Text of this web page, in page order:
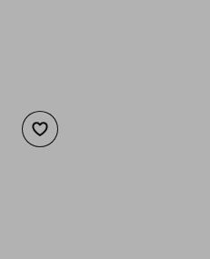
Добави към списъка с